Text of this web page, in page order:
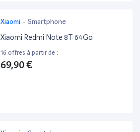
Xiaomi - Smartphone
Xiaomi Redmi Note 8T 64Go
16 offres à partir de :
69,90 €